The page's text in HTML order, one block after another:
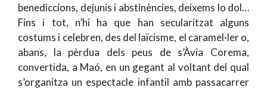
benediccions, dejunis i abstinències, deixems lo dol…
Fins i tot, n’hi ha que han secularitzat alguns
costums i celebren, des del laïcisme, el caramel·ler o,
abans, la pèrdua dels peus de s’Àvia Corema,
convertida, a Maó, en un gegant al voltant del qual
s’organitza un espectacle infantil amb passacarrer